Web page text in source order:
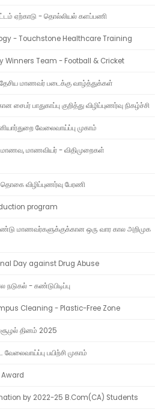
ஏற்காடு - தொல்லியல் களப்பணி
- Touchstone Healthcare Training
Winners Team - Football & Cricket
மாணவர் படைக்கு வாழ்த்துக்கள்
பாதுகாப்பு குறித்து விழிப்புணர்வு நிகழ்ச்சி
வேலைவாய்ப்பு முகாம்
மாணவ, மாணவியர் - விதிமுறைகள்
விழிப்புணர்வு பேரணி
program
மாணவர்களுக்குக்கான ஒரு வார கால அறிமுக
Day against Drug Abuse
- கண்டுபிடிப்பு
Cleaning - Plastic-Free Zone
தினம் 2025
பயிற்சி முகாம்
by 2022-25 B.Com(CA) Students